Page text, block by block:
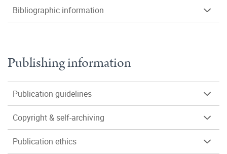
Bibliographic information
Publishing information
Publication guidelines
Copyright & self-archiving
Publication ethics